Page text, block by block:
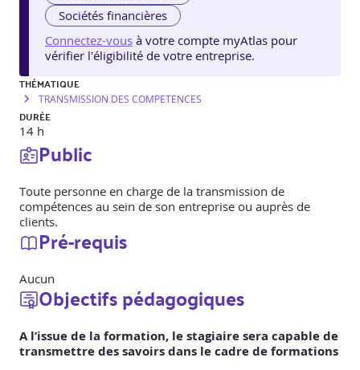
Sociétés financières
Connectez-vous à votre compte myAtlas pour
vérifier l'éligibilité de votre entreprise.
THÉMATIQUE
TRANSMISSION DES COMPETENCES
DURÉE
14 h
Public
Toute personne en charge de la transmission de
compétences au sein de son entreprise ou auprès de
clients.
Pré-requis
Aucun
Objectifs pédagogiques
A l’issue de la formation, le stagiaire sera capable de
transmettre des savoirs dans le cadre de formations